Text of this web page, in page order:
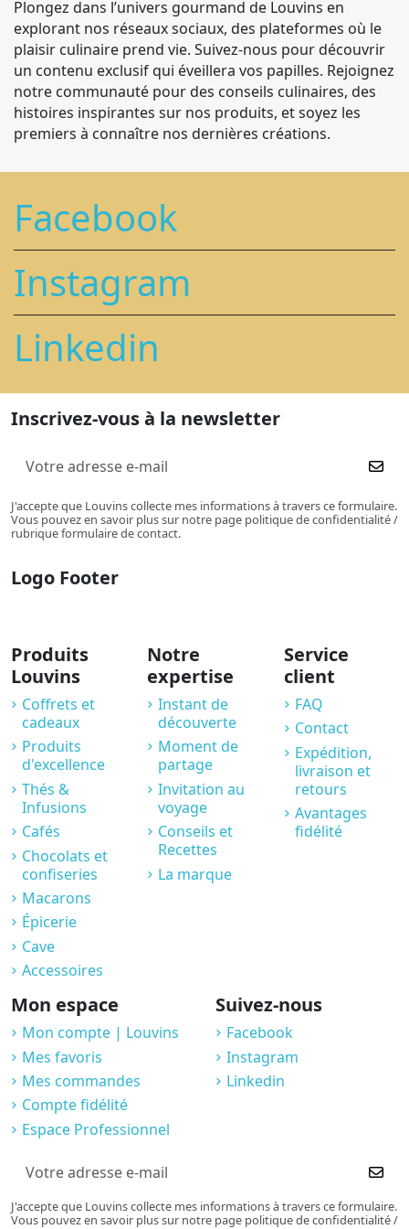
Plongez dans l’univers gourmand de Louvins en
explorant nos réseaux sociaux, des plateformes où le
plaisir culinaire prend vie. Suivez-nous pour découvrir
un contenu exclusif qui éveillera vos papilles. Rejoignez
notre communauté pour des conseils culinaires, des
histoires inspirantes sur nos produits, et soyez les
premiers à connaître nos dernières créations.
Facebook
Instagram
Linkedin
Inscrivez-vous à la newsletter
J'accepte que Louvins collecte mes informations à travers ce formulaire.
Vous pouvez en savoir plus sur notre page politique de confidentialité /
rubrique formulaire de contact.
Logo Footer
Produits
Louvins
Coffrets et
cadeaux
Produits
d'excellence
Thés &
Infusions
Cafés
Chocolats et
confiseries
Macarons
Épicerie
Cave
Accessoires
Notre
expertise
Instant de
découverte
Moment de
partage
Invitation au
voyage
Conseils et
Recettes
La marque
Service
client
FAQ
Contact
Expédition,
livraison et
retours
Avantages
fidélité
Mon espace
Mon compte | Louvins
Mes favoris
Mes commandes
Compte fidélité
Espace Professionnel
Suivez-nous
Facebook
Instagram
Linkedin
J'accepte que Louvins collecte mes informations à travers ce formulaire.
Vous pouvez en savoir plus sur notre page politique de confidentialité /